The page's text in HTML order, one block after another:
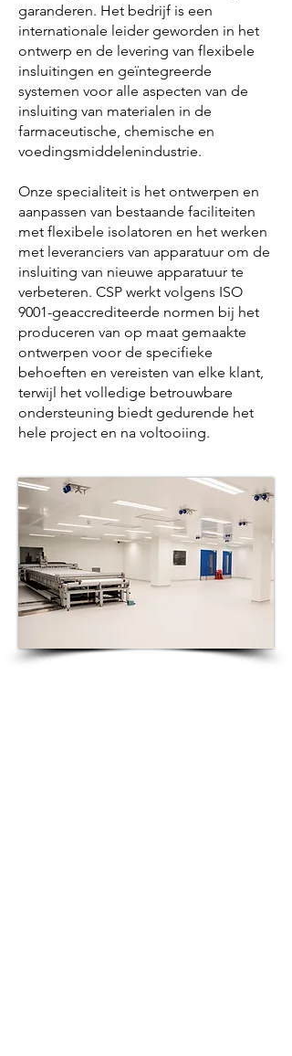
garanderen. Het bedrijf is een
internationale leider geworden in het
ontwerp en de levering van flexibele
insluitingen en geïntegreerde
systemen voor alle aspecten van de
insluiting van materialen in de
farmaceutische, chemische en
voedingsmiddelenindustrie.
Onze specialiteit is het ontwerpen en
aanpassen van bestaande faciliteiten
met flexibele isolatoren en het werken
met leveranciers van apparatuur om de
insluiting van nieuwe apparatuur te
verbeteren. CSP werkt volgens ISO
9001-geaccrediteerde normen bij het
produceren van op maat gemaakte
ontwerpen voor de specifieke
behoeften en vereisten van elke klant,
terwijl het volledige betrouwbare
ondersteuning biedt gedurende het
hele project en na voltooiing.